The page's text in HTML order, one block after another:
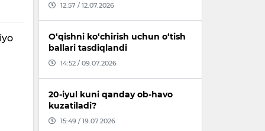
12:57 / 12.07.2026
O‘qishni ko‘chirish uchun o‘tish
ballari tasdiqlandi
14:52 / 09.07.2026
20-iyul kuni qanday ob-havo
kuzatiladi?
15:49 / 19.07.2026